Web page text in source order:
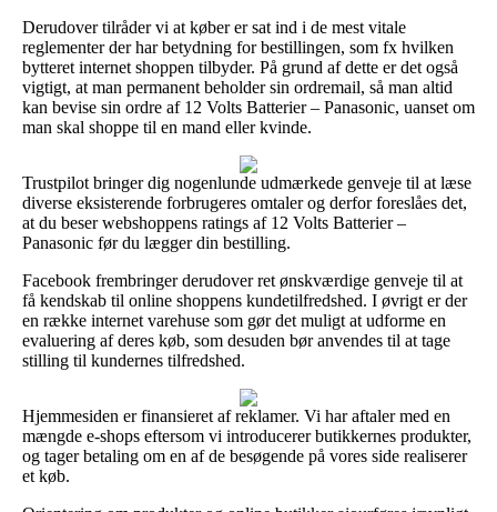
Derudover tilråder vi at køber er sat ind i de mest vitale
reglementer der har betydning for bestillingen, som fx hvilken
bytteret internet shoppen tilbyder. På grund af dette er det også
vigtigt, at man permanent beholder sin ordremail, så man altid
kan bevise sin ordre af 12 Volts Batterier – Panasonic, uanset om
man skal shoppe til en mand eller kvinde.
Trustpilot bringer dig nogenlunde udmærkede genveje til at læse
diverse eksisterende forbrugeres omtaler og derfor foreslåes det,
at du beser webshoppens ratings af 12 Volts Batterier –
Panasonic før du lægger din bestilling.
Facebook frembringer derudover ret ønskværdige genveje til at
få kendskab til online shoppens kundetilfredshed. I øvrigt er der
en række internet varehuse som gør det muligt at udforme en
evaluering af deres køb, som desuden bør anvendes til at tage
stilling til kundernes tilfredshed.
Hjemmesiden er finansieret af reklamer. Vi har aftaler med en
mængde e-shops eftersom vi introducerer butikkernes produkter,
og tager betaling om en af de besøgende på vores side realiserer
et køb.